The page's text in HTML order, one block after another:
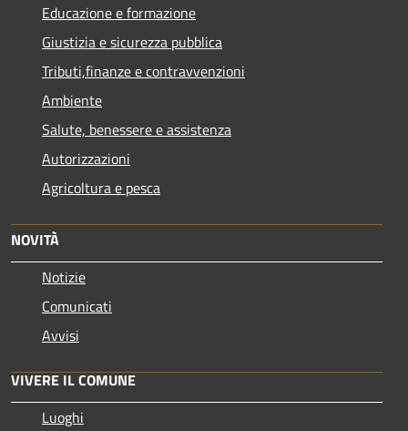
Educazione e formazione
Giustizia e sicurezza pubblica
Tributi,finanze e contravvenzioni
Ambiente
Salute, benessere e assistenza
Autorizzazioni
Agricoltura e pesca
NOVITÀ
Notizie
Comunicati
Avvisi
VIVERE IL COMUNE
Luoghi